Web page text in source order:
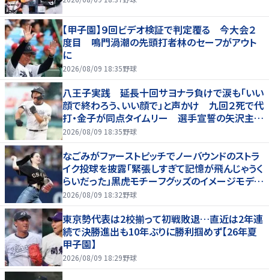
【甲子園】９回ビデオ検証で判定覆る 今大会２
度目 鳴門渦潮の先頭打者林のセーフがアウト
に
2026/08/09 18:35野球
八王子実践 延長十回サヨナラ負けで涙も「いい
顔で終わろう、いい顔で」と声かけ 九回２死で代
打・金子が同点タイムリー 選手宣誓の矢沢主将
は大号泣
2026/08/09 18:35野球
なごみがファーストピッチでノーバウンドのストラ
イク投球を披露「緊張しすぎて記憶が飛んじゃうく
らいだった」黒虎モチーフグッズのイメージモデル
を務める
2026/08/09 18:32野球
東京勢代表は2校揃って初戦敗退…直近は2年連
続で決勝進出も10年ぶりに勝利掴めず【26年夏
甲子園】
2026/08/09 18:29野球